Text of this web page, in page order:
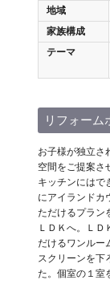
地域
家族構成
テーマ
リフォーム
お子様が独立さ
空間をご提案さ
キッチンにはで
にアイランドカ
ただけるプラン
ＬＤＫへ。ＬＤ
だけるワンルー
スクリーンを下
た。個室の１室